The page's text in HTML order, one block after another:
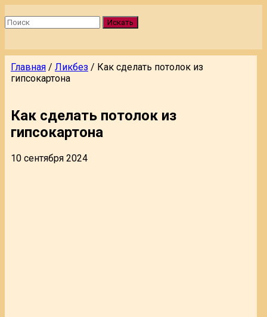
Искать
Главная / Ликбез / Как сделать потолок из
гипсокартона
Как сделать потолок из
гипсокартона
10 сентября 2024